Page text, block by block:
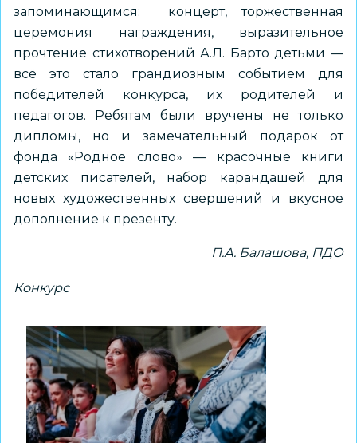
запоминающимся: концерт, торжественная
церемония награждения, выразительное
прочтение стихотворений А.Л. Барто детьми —
всё это стало грандиозным событием для
победителей конкурса, их родителей и
педагогов. Ребятам были вручены не только
дипломы, но и замечательный подарок от
фонда «Родное слово» — красочные книги
детских писателей, набор карандашей для
новых художественных свершений и вкусное
дополнение к презенту.
П.А. Балашова, ПДО
Конкурс